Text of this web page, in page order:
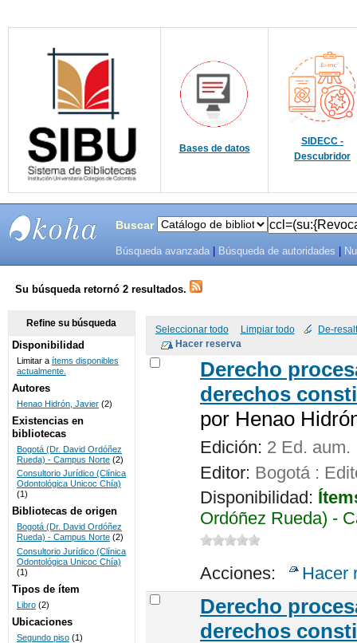
Bases de datos
SIDECC -
Descubridor
SISTEMAS
DE
BIBLIOTECAS
UNICOC
Buscar
Búsqueda avanzada Búsqueda de autoridades
Su búsqueda retornó 2 resultados.
Seleccionar todo Limpiar todo De-
Derecho
derechos
por Henao
Edición: 2 Ed. aum.
Editor: Bogotá :
Disponibilidad:
Ordóñez Rueda) -
Acciones: Hacer
Derecho
derechos
Refine su búsqueda
Disponibilidad
Limitar a ítems disponibles
actualmente.
Autores
Henao Hidrón, Javier (2)
Existencias en
bibliotecas
Bogotá (Dr. David Ordóñez
Rueda) - Campus Norte (2)
Consultorio Jurídico (Clínica
Odontológica Unicoc Chía)
(1)
Bibliotecas de origen
Bogotá (Dr. David Ordóñez
Rueda) - Campus Norte (2)
Consultorio Jurídico (Clínica
Odontológica Unicoc Chía)
(1)
Tipos de ítem
Libro (2)
Ubicaciones
Segundo piso (1)